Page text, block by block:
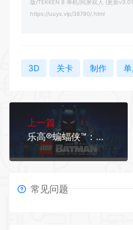
版/TEKKEN 8 单机/同屏双人 (更新
https://uuyx.vip/38790/.html
3D 关卡 制作 单
上一篇：
乐高®蝙蝠侠™：黑暗骑士之遗 单机/同屏双人
常见问题